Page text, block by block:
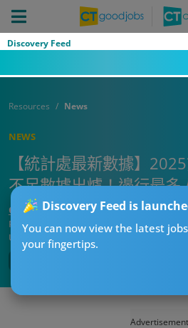
Discovery Feed
Discovery Feed is
You can now view the latest
your fingertips.
Resources News
NEWS
【統計處最新數據】
不足數據出爐！邊行最多
CT新聞一哥
Published:
2025-09-21 14:15
Updated:
2025-09-21 14:15
Advertisement